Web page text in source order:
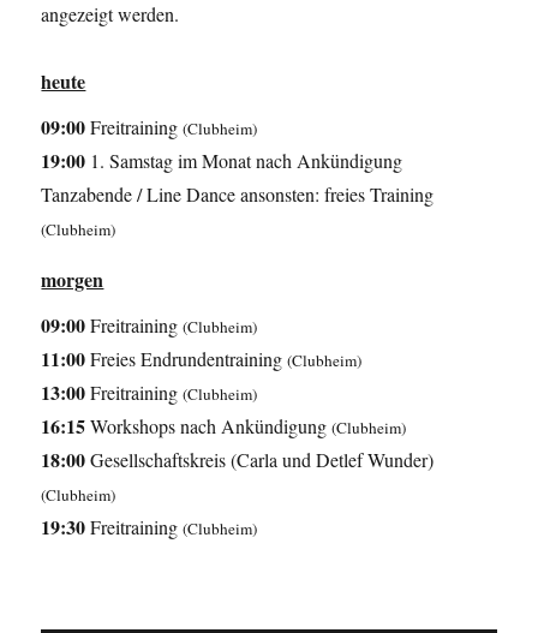
angezeigt werden.
heute
09:00Freitraining(Clubheim)
19:00 1. Samstag im Monat nach Ankündigung
Tanzabende / Line Dance ansonsten: freies Training
(Clubheim)
morgen
09:00Freitraining(Clubheim)
11:00Freies Endrundentraining(Clubheim)
13:00Freitraining(Clubheim)
16:15Workshops nach Ankündigung(Clubheim)
18:00Gesellschaftskreis (Carla und Detlef Wunder)
(Clubheim)
19:30Freitraining(Clubheim)